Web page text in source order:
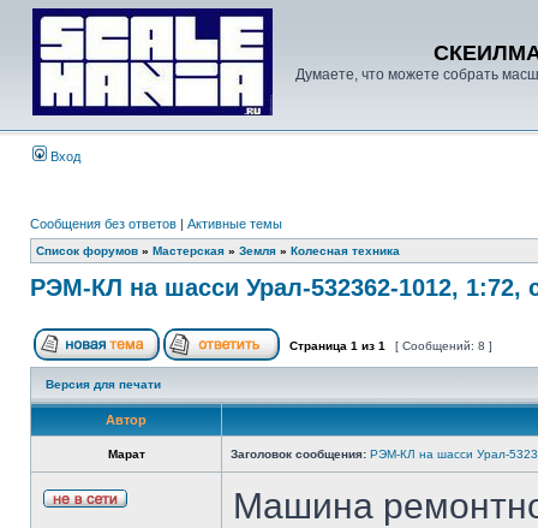
Думаете, что можете собрать
Вход
Сообщения без ответов | Активные темы
Список форумов » Мастерская » Земля » Колесная техника
РЭМ-КЛ на шасси Урал-532362-1012, 1:72,
Страница 1 из 1 [ Сообщений: 8 ]
Версия для печати
Автор
Марат Заголовок сообщения: РЭМ-КЛ на шасси Урал-
Машина